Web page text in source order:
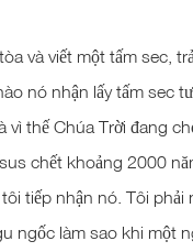
và viết một tấm sec,
nó nhận lấy tấm sec
vì thế Chúa Trời đang
chết khoảng 2000
tiếp nhận nó. Tôi phải
ngốc làm sao khi một